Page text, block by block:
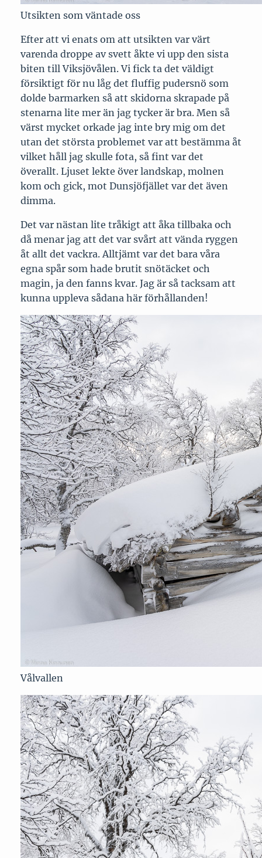
Utsikten som väntade oss
Efter att vi enats om att utsikten var värt
varenda droppe av svett åkte vi upp den sista
biten till Viksjövålen. Vi fick ta det väldigt
försiktigt för nu låg det fluffig pudersnö som
dolde barmarken så att skidorna skrapade på
stenarna lite mer än jag tycker är bra. Men så
värst mycket orkade jag inte bry mig om det
utan det största problemet var att bestämma åt
vilket håll jag skulle fota, så fint var det
överallt. Ljuset lekte över landskap, molnen
kom och gick, mot Dunsjöfjället var det även
dimma.
Det var nästan lite tråkigt att åka tillbaka och
då menar jag att det var svårt att vända ryggen
åt allt det vackra. Alltjämt var det bara våra
egna spår som hade brutit snötäcket och
magin, ja den fanns kvar. Jag är så tacksam att
kunna uppleva sådana här förhållanden!
Vålvallen